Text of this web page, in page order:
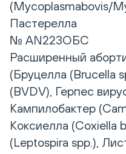
(Mycoplasmabovis/
Пастерелла
№ AN223ОБС
Расширенный
(Бруцелла (Brucella
(BVDV), Герпес
Кампилобактер
Коксиелла (Coxiella
(Leptospira spp.),